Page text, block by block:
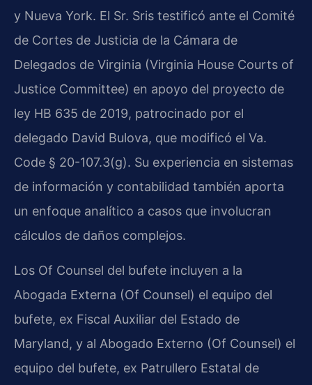
y Nueva York. El Sr. Sris testificó ante el Comité
de Cortes de Justicia de la Cámara de
Delegados de Virginia (Virginia House Courts of
Justice Committee) en apoyo del proyecto de
ley HB 635 de 2019, patrocinado por el
delegado David Bulova, que modificó el Va.
Code § 20-107.3(g). Su experiencia en sistemas
de información y contabilidad también aporta
un enfoque analítico a casos que involucran
cálculos de daños complejos.
Los Of Counsel del bufete incluyen a la
Abogada Externa (Of Counsel) el equipo del
bufete, ex Fiscal Auxiliar del Estado de
Maryland, y al Abogado Externo (Of Counsel) el
equipo del bufete, ex Patrullero Estatal de